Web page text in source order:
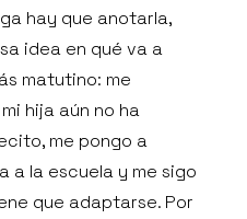
hay que anotarla,
idea en qué va a
matutino: me
hija aún no ha
me pongo a
a la escuela y me sigo
que adaptarse. Por